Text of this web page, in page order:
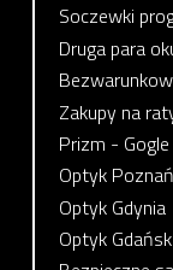
Soczewki
Druga para
Zakupy na
Prizm - Gogle
Optyk Poznań
Optyk Gdynia
Optyk Gdańsk